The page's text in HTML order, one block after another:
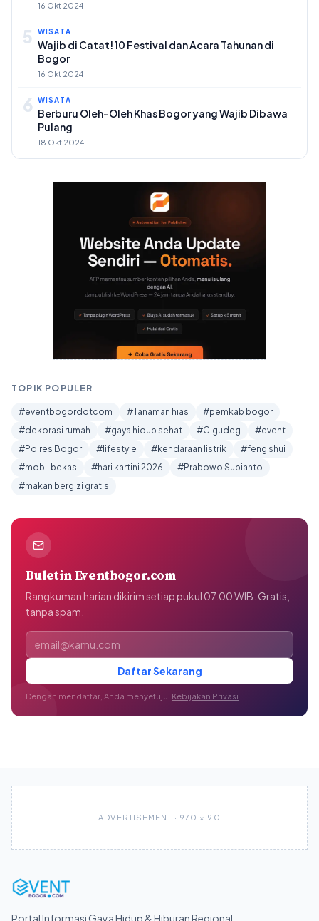
16 Okt 2024
5 WISATA
Wajib di Catat! 10 Festival dan Acara Tahunan di
Bogor
16 Okt 2024
6 WISATA
Berburu Oleh-Oleh Khas Bogor yang Wajib Dibawa
Pulang
18 Okt 2024
TOPIK POPULER
#eventbogordotcom #Tanaman hias
#pemkab bogor
#dekorasi rumah
#gaya hidup sehat #Cigudeg
#event
#Polres Bogor
#lifestyle #kendaraan listrik
#feng shui
#mobil bekas
#hari kartini 2026
#Prabowo Subianto
#makan bergizi gratis
Buletin Eventbogor.com
Rangkuman harian dikirim setiap pukul 07.00 WIB. Gratis,
tanpa spam.
Alamat email
Daftar Sekarang
Dengan mendaftar, Anda menyetujui Kebijakan Privasi
ADVERTISEMENT · 970 × 90